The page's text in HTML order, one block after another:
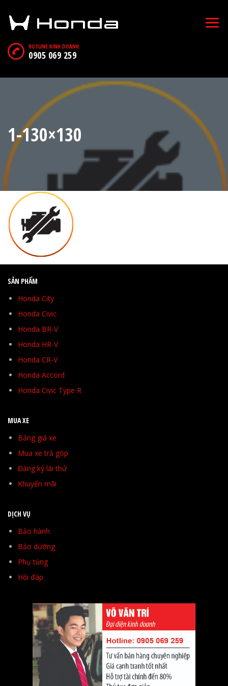
HOTLINE KINH DOANH:
0905 069 259
1-130×130
SẢN PHẨM
Honda City
Honda Civic
Honda BR-V
Honda HR-V
Honda CR-V
Honda Accord
Honda Civic Type R
MUA XE
Bảng giá xe
Mua xe trả góp
Đăng ký lái thử
Khuyến mãi
DỊCH VỤ
Bảo hành
Bảo dưỡng
Phụ tùng
Hỏi đáp